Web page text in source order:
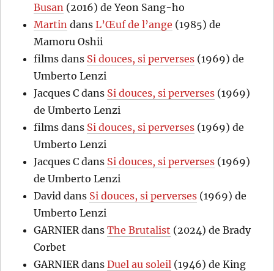
Busan (2016) de Yeon Sang-ho
Martin dansL’Œuf de l’ange (1985) de
Mamoru Oshii
films dans Si douces, si perverses (1969) de
Umberto Lenzi
Jacques C dans Si douces, si perverses (1969)
de Umberto Lenzi
films dans Si douces, si perverses (1969) de
Umberto Lenzi
Jacques C dans Si douces, si perverses (1969)
de Umberto Lenzi
David dans Si douces, si perverses (1969) de
Umberto Lenzi
GARNIER dansThe Brutalist (2024) de Brady
Corbet
GARNIER dansDuel au soleil (1946) de King